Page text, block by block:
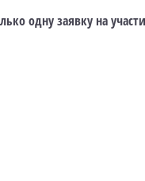
одну заявку на